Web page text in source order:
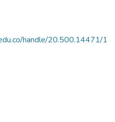
handle/20.500.14471/1